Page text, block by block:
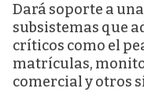
Dará soporte a
subsistemas que
críticos como el
matrículas,
comercial y otros